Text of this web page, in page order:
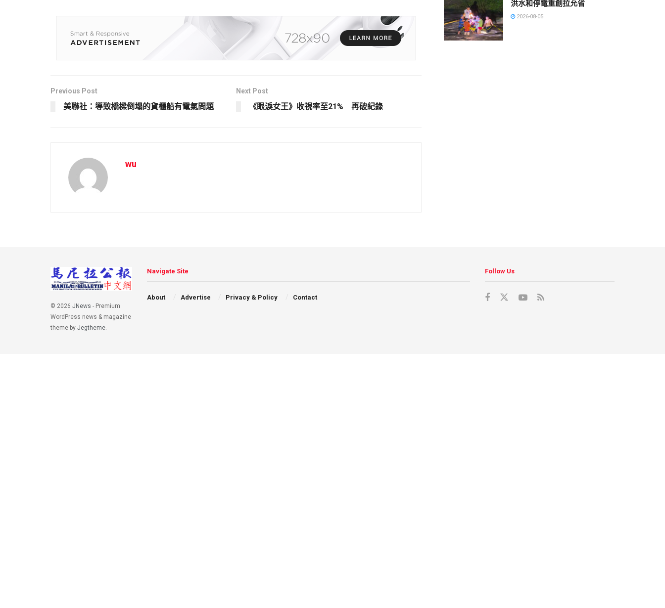
Previous Post
美聯社：導致橋樑倒塌的貨櫃船有電氣問題
Next Post
《眼淚女王》收視率至21% 再破紀錄
wu
洪水和停電重創拉允省
2026-08-05
© 2026 JNews - Premium
WordPress news & magazine
theme by Jegtheme
Navigate Site
About Advertise Privacy & Policy Contact
Follow Us